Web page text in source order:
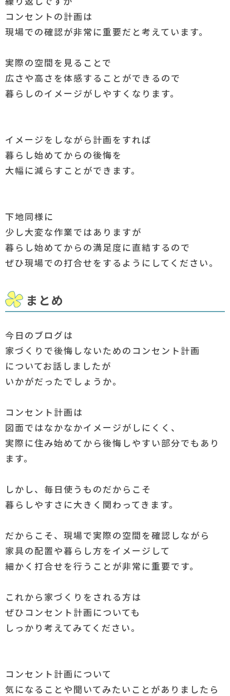
コンセントの計画は
現場での確認が非常に重要だと考えています。
実際の空間を見ることで
広さや高さを体感することができるので
暮らしのイメージがしやすくなります。
イメージをしながら計画をすれば
暮らし始めてからの後悔を
大幅に減らすことができます。
下地同様に
少し大変な作業ではありますが
暮らし始めてからの満足度に直結するので
ぜひ現場での打合せをするようにしてください。
まとめ
今日のブログは
家づくりで後悔しないためのコンセント計画
についてお話しましたが
いかがだったでしょうか。
コンセント計画は
図面ではなかなかイメージがしにくく、
実際に住み始めてから後悔しやすい部分でもあり
ます。
しかし、毎日使うものだからこそ
暮らしやすさに大きく関わってきます。
だからこそ、現場で実際の空間を確認しながら
家具の配置や暮らし方をイメージして
細かく打合せを行うことが非常に重要です。
これから家づくりをされる方は
ぜひコンセント計画についても
しっかり考えてみてください。
コンセント計画について
気になることや聞いてみたいことがありましたら